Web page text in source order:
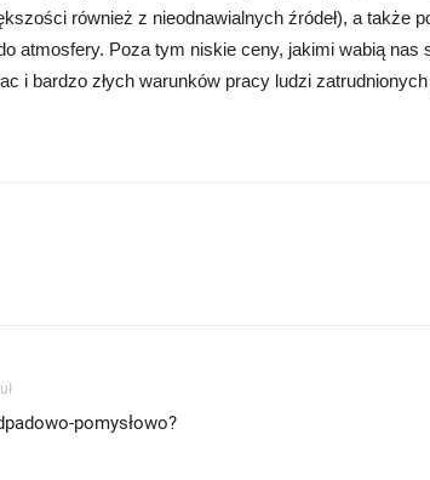
również z nieodnawialnych źródeł), a także
atmosfery. Poza tym niskie ceny, jakimi wabią nas
i bardzo złych warunków pracy ludzi
pomysłowo?